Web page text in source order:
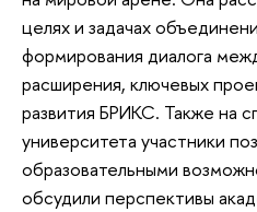
целях и задачах
формирования диалога
расширения, ключевых
развития БРИКС. Также на
университета участники
образовательными
обсудили перспективы